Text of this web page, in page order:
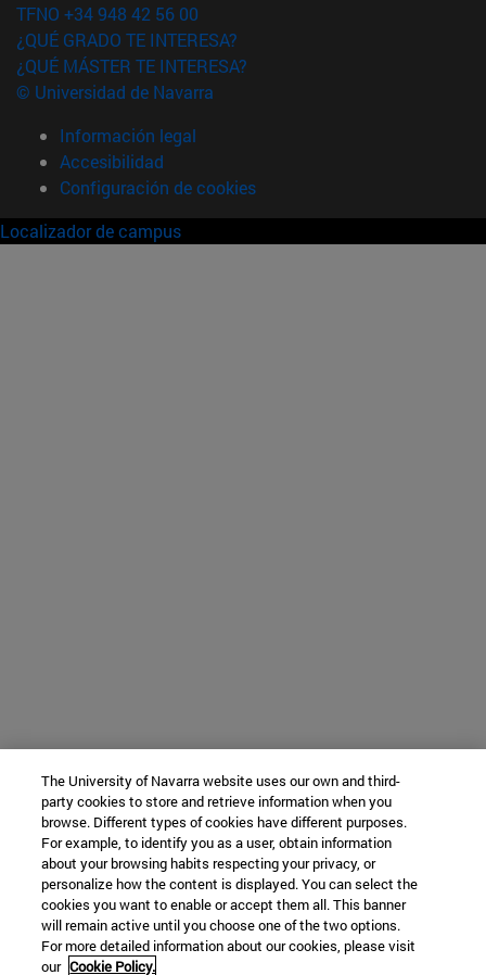
TFNO +34 948 42 56 00
¿QUÉ GRADO TE INTERESA?
¿QUÉ MÁSTER TE INTERESA?
© Universidad de Navarra
Información legal
Accesibilidad
Configuración de cookies
Localizador de campus
The University of Navarra website uses our own and third-
party cookies to store and retrieve information when you
browse. Different types of cookies have different purposes.
For example, to identify you as a user, obtain information
about your browsing habits respecting your privacy, or
personalize how the content is displayed. You can select the
cookies you want to enable or accept them all. This banner
will remain active until you choose one of the two options.
For more detailed information about our cookies, please visit
our Cookie Policy.